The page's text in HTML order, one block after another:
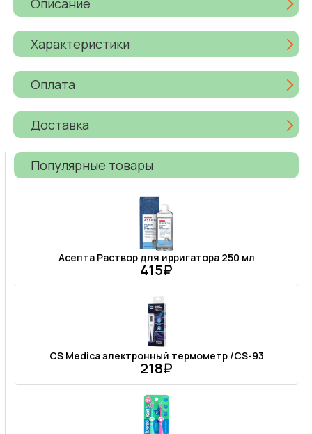
Характеристики
Оплата
Доставка
Популярные товары
Асепта Раствор для ирригатора 250 мл
415₽
CS Medica электронный термометр /CS-93
218₽